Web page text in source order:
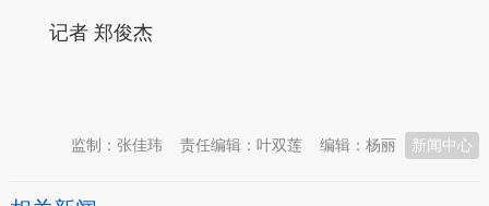
记者 郑俊杰
新闻中心
编辑：杨丽
责任编辑：叶双莲
监制：张佳玮